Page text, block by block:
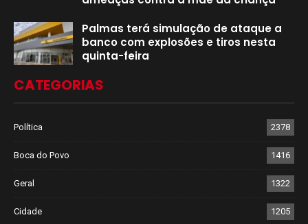
Palmas terá simulação de ataque a
banco com explosões e tiros nesta
quinta-feira
CATEGORIAS
Política 2378
Boca do Povo 1416
Geral 1322
Cidade 1205